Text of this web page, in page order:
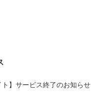
ト】サービス終了のお知らせ